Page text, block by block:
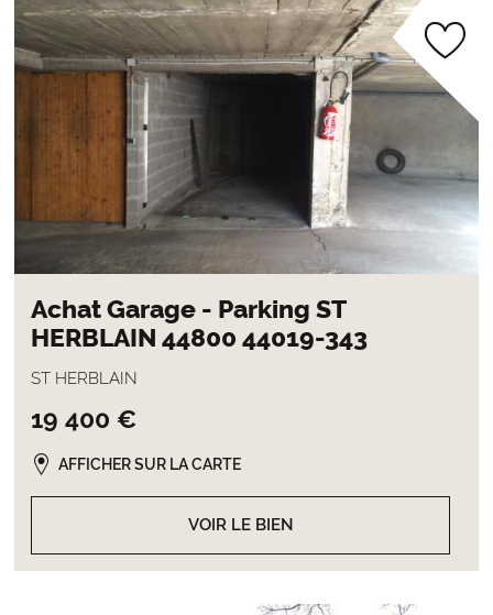
Achat Garage - Parking ST
HERBLAIN 44800 44019-343
ST HERBLAIN
19 400 €
VOIR LE BIEN
AFFICHER SUR LA CARTE